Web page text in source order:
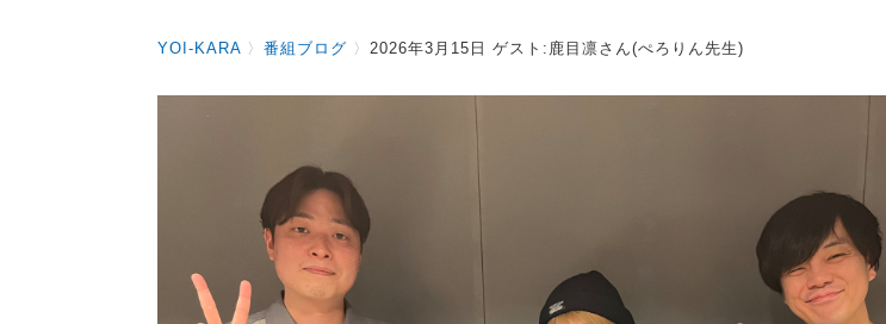
YOI-KARA 〉 番組ブログ 〉 2026年3月15日 ゲスト:鹿目凛さん(ぺろりん先生)